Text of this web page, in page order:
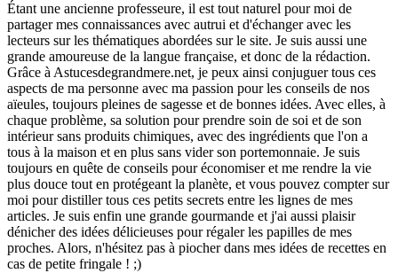
Étant une ancienne professeure, il est tout naturel pour moi de
partager mes connaissances avec autrui et d'échanger avec les
lecteurs sur les thématiques abordées sur le site. Je suis aussi une
grande amoureuse de la langue française, et donc de la rédaction.
Grâce à Astucesdegrandmere.net, je peux ainsi conjuguer tous ces
aspects de ma personne avec ma passion pour les conseils de nos
aïeules, toujours pleines de sagesse et de bonnes idées. Avec elles, à
chaque problème, sa solution pour prendre soin de soi et de son
intérieur sans produits chimiques, avec des ingrédients que l'on a
tous à la maison et en plus sans vider son portemonnaie. Je suis
toujours en quête de conseils pour économiser et me rendre la vie
plus douce tout en protégeant la planète, et vous pouvez compter sur
moi pour distiller tous ces petits secrets entre les lignes de mes
articles. Je suis enfin une grande gourmande et j'ai aussi plaisir
dénicher des idées délicieuses pour régaler les papilles de mes
proches. Alors, n'hésitez pas à piocher dans mes idées de recettes en
cas de petite fringale ! ;)